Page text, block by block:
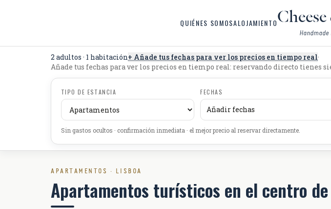
QUIÉNES SOMOSALOJAMIENTO
2 adultos · 1 habitación+ Añade tus fechas para ver los precios en tiempo real·
Añade tus fechas para ver los precios en tiempo real: reservando directo tienes
TIPO DE ESTANCIA FECHAS
Añadir fechas
Sin gastos ocultos · confirmación inmediata · el mejor precio al reservar directamente.
APARTAMENTOS · LISBOA
Apartamentos turísticos en el centro de